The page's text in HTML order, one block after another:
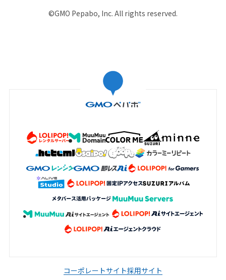
©GMO Pepabo, Inc. All rights reserved.
コーポレートサイト採用サイト